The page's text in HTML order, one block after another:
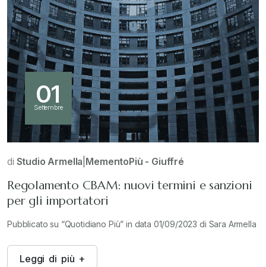
01
Settembre
di Studio Armella MementoPiù - Giuffré
Regolamento CBAM: nuovi termini e sanzioni
per gli importatori
Pubblicato su “Quotidiano Più” in data 01/09/2023 di Sara Armella
Leggi di più +